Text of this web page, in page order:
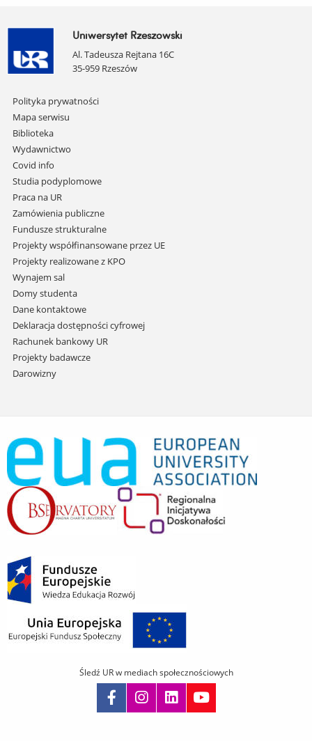
Uniwersytet Rzeszowski
Al. Tadeusza Rejtana 16C
35-959 Rzeszów
Pomiń
nawigację
i
przejdź
do
treści
Polityka prywatności
Mapa serwisu
Biblioteka
Wydawnictwo
Covid info
Studia podyplomowe
Praca na UR
Zamówienia publiczne
Fundusze strukturalne
Projekty współfinansowane przez UE
Projekty realizowane z KPO
Wynajem sal
Domy studenta
Dane kontaktowe
Deklaracja dostępności cyfrowej
Rachunek bankowy UR
Projekty badawcze
Darowizny
Śledź UR w mediach społecznościowych